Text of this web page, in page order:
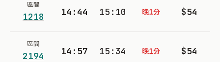
區間
1218 14:44 15:10 晚1分 $54
區間
2194 14:57 15:34 晚1分 $54